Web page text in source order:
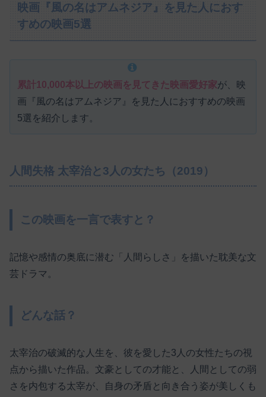
映画『風の名はアムネジア』を見た人におす
すめの映画5選
累計10,000本以上の映画を見てきた映画愛好家が、映
画『風の名はアムネジア』を見た人におすすめの映画
5選を紹介します。
人間失格 太宰治と3人の女たち（2019）
この映画を一言で表すと？
記憶や感情の奥底に潜む「人間らしさ」を描いた耽美な文
芸ドラマ。
どんな話？
太宰治の破滅的な人生を、彼を愛した3人の女性たちの視
点から描いた作品。文豪としての才能と、人間としての弱
さを内包する太宰が、自身の矛盾と向き合う姿が美しくも